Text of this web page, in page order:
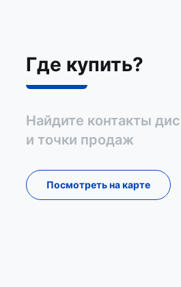
Где купить?
Найдите контакты
и точки продаж
Посмотреть на карте